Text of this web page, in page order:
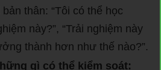
thân: “Tôi có thể học
này?”, “Trải nghiệm này
thành hơn như thế nào?”.
gì có thể kiểm soát: